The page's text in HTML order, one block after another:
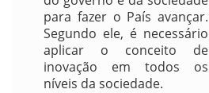
para fazer o País avançar.
Segundo ele, é necessário
aplicar o conceito de
inovação em todos os
níveis da sociedade.